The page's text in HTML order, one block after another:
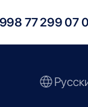
77 299 07